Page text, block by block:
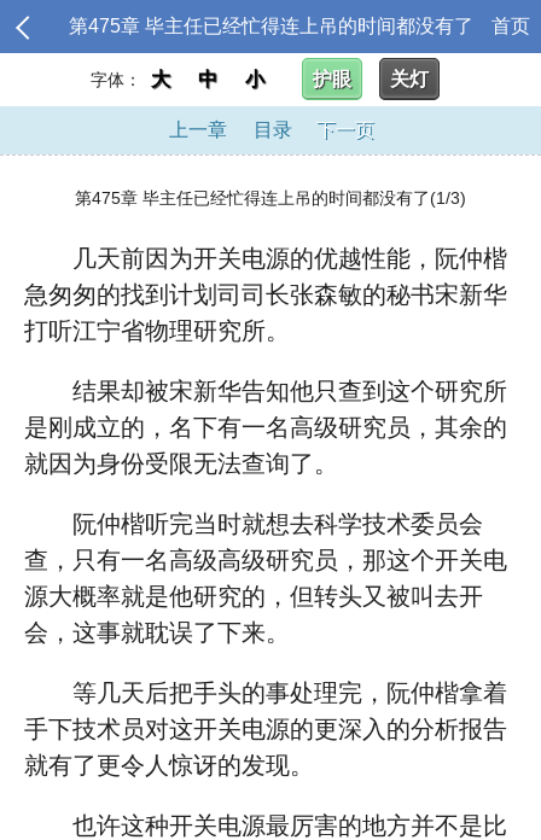
第475章 毕主任已经忙得连上吊的时间都没有了 首页
字体： 大 中 小 护眼 关灯
上一章 目录 下一页
第475章 毕主任已经忙得连上吊的时间都没有了(1/3)
几天前因为开关电源的优越性能，阮仲楷
急匆匆的找到计划司司长张森敏的秘书宋新华
打听江宁省物理研究所。
结果却被宋新华告知他只查到这个研究所
是刚成立的，名下有一名高级研究员，其余的
就因为身份受限无法查询了。
阮仲楷听完当时就想去科学技术委员会
查，只有一名高级高级研究员，那这个开关电
源大概率就是他研究的，但转头又被叫去开
会，这事就耽误了下来。
等几天后把手头的事处理完，阮仲楷拿着
手下技术员对这开关电源的更深入的分析报告
就有了更令人惊讶的发现。
也许这种开关电源最厉害的地方并不是比